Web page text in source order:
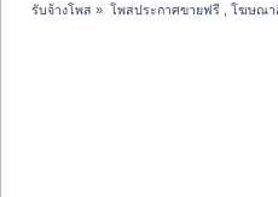
รับจ้างโพส » โพสประกาศขายฟรี , โฆษณ